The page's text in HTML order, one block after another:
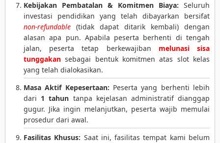
Kebijakan Pembatalan & Komitmen Biaya: Seluruh
investasi pendidikan yang telah dibayarkan bersifat
non-refundable (tidak dapat ditarik kembali) dengan
alasan apa pun. Apabila peserta berhenti di tengah
jalan, peserta tetap berkewajiban melunasi sisa
tunggakan sebagai bentuk komitmen atas slot kelas
yang telah dialokasikan.
Masa Aktif Kepesertaan: Peserta yang berhenti lebih
dari 1 tahun tanpa kejelasan administratif dianggap
gugur. Jika ingin melanjutkan, peserta wajib memulai
prosedur dari awal.
Fasilitas Khusus: Saat ini, fasilitas tempat kami belum